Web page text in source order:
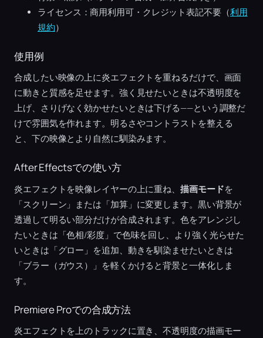
ライセンス：商用利用可・クレジット表記不要（利用
規約）
使用例
合成したい映像の上に炎エフェクトを重ねるだけで、画面
に動きと質感を足せます。強く見せたいときは不透明度を
上げ、さりげなく効かせたいときは下げる——という調整だ
けで雰囲気を作れます。明るさやコントラストを整える
と、下の映像とより自然に馴染みます。
After Effectsでの使い方
炎エフェクトを映像レイヤーの上に重ね、描画モードを
「スクリーン」または「加算」に変更します。黒い背景が
透過して明るい部分だけが合成されます。色をアレンジし
たいときは「色相/彩度」で色味を回し、より強く光らせた
いときは「グロー」を追加、動きを馴染ませたいときは
「ブラー（ガウス）」を軽くかけると背景と一体化しま
す。
Premiere Proでの合成方法
炎エフェクトを上のトラックに置き、不透明度の描画モー